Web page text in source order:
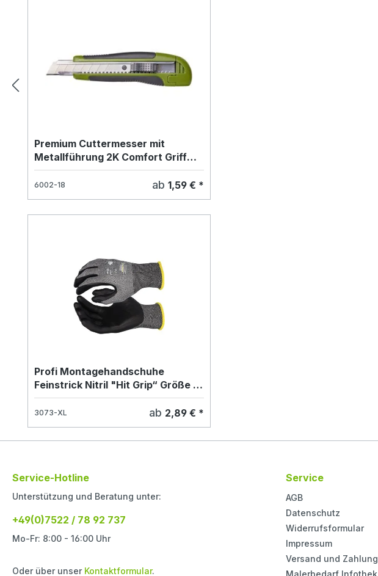
Premium Cuttermesser mit
Metallführung 2K Comfort Griff
18mm
6002-18 ab 1,59 € *
Profi Montagehandschuhe
Feinstrick Nitril "Hit Grip“ Größe M
(8)
3073-XL ab 2,89 € *
Service-Hotline
Unterstützung und Beratung unter:
+49(0)7522 / 78 92 737
Mo-Fr: 8:00 - 16:00 Uhr
Oder über unser Kontaktformular.
Service
AGB
Datenschutz
Widerrufsformular
Impressum
Versand und Zahlung
Malerbedarf Infothek